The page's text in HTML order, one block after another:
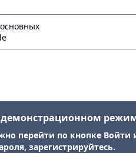
перейти по кнопке Войти
зарегистрируйтесь.